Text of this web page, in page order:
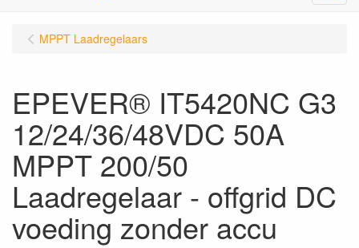
MPPT Laadregelaars
EPEVER® IT5420NC G3
12/24/36/48VDC 50A
MPPT 200/50
Laadregelaar - offgrid DC
voeding zonder accu